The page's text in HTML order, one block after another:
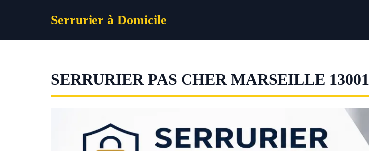
Serrurier à Domicile
SERRURIER PAS CHER MARSEILLE 13001